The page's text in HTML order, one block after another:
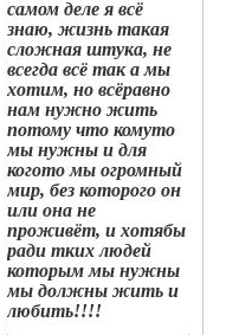
самом деле я всё
знаю, жизнь такая
сложная штука, не
всегда всё так а мы
хотим, но всёравно
нам нужно жить
потому что комуто
мы нужны и для
когото мы огромный
мир, без которого он
или она не
проживёт, и хотябы
ради тких людей
которым мы нужны
мы должны жить и
любить!!!!